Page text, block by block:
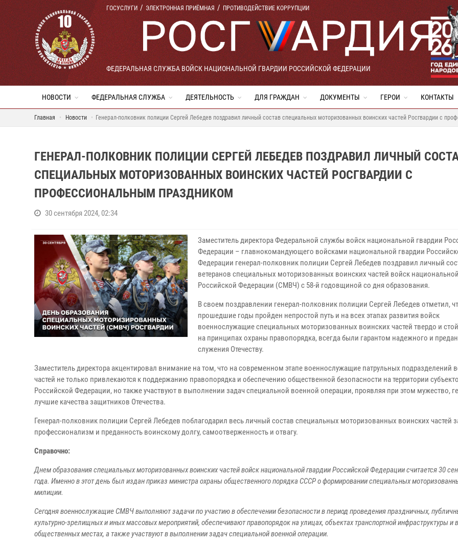
ГОСУСЛУГИ ЭЛЕКТРОННАЯ ПРИЁМНАЯ ПРОТИВОДЕЙСТВИЕ КОРРУПЦИИ
ФЕДЕРАЛЬНАЯ СЛУЖБА ВОЙСК НАЦИОНАЛЬНОЙ ГВАРДИИ РОССИЙСКОЙ ФЕДЕРАЦИИ
НОВОСТИ ФЕДЕРАЛЬНАЯ СЛУЖБА ДЕЯТЕЛЬНОСТЬ ДЛЯ ГРАЖДАН ДОКУМЕНТЫ ГЕРОИ КОНТАКТЫ
Главная Новости Генерал-полковник полиции Сергей Лебедев поздравил личный состав специальных моторизованных воинских частей Росгвардии с
ГЕНЕРАЛ-ПОЛКОВНИК ПОЛИЦИИ СЕРГЕЙ ЛЕБЕДЕВ ПОЗДРАВИЛ ЛИЧНЫЙ
СПЕЦИАЛЬНЫХ МОТОРИЗОВАННЫХ ВОИНСКИХ ЧАСТЕЙ РОСГВАРДИИ С
ПРОФЕССИОНАЛЬНЫМ ПРАЗДНИКОМ
30 сентября 2024, 02:34
Заместитель директора Федеральной службы войск национальной гвардии
Федерации – главнокомандующего войсками национальной гвардии
Федерации генерал-полковник полиции Сергей Лебедев поздравил личный
ветеранов специальных моторизованных воинских частей войск
Российской Федерации (СМВЧ) с 58-й годовщиной со дня образования.
В своем поздравлении генерал-полковник полиции Сергей Лебедев отметил,
прошедшие годы пройден непростой путь и на всех этапах развития войск
военнослужащие специальных моторизованных воинских частей твердо и
на принципах охраны правопорядка, всегда были гарантом надежного и
служения Отечеству.
Заместитель директора акцентировал внимание на том, что на современном этапе военнослужащие патрульных подразделений
частей не только привлекаются к поддержанию правопорядка и обеспечению общественной безопасности на территории
Российской Федерации, но также участвуют в выполнении задач специальной военной операции, проявляя при этом мужество,
лучшие качества защитников Отечества.
Генерал-полковник полиции Сергей Лебедев поблагодарил весь личный состав специальных моторизованных воинских частей
профессионализм и преданность воинскому долгу, самоотверженность и отвагу.
Справочно:
Днем образования специальных моторизованных воинских частей войск национальной гвардии Российской Федерации считается 30
года. Именно в этот день был издан приказ министра охраны общественного порядка СССР о формировании специальных
милиции.
Сегодня военнослужащие СМВЧ выполняют задачи по участию в обеспечении безопасности в период проведения праздничных,
культурно-зрелищных и иных массовых мероприятий, обеспечивают правопорядок на улицах, объектах транспортной инфраструктуры и
общественных местах, а также участвуют в выполнении задач специальной военной операции.